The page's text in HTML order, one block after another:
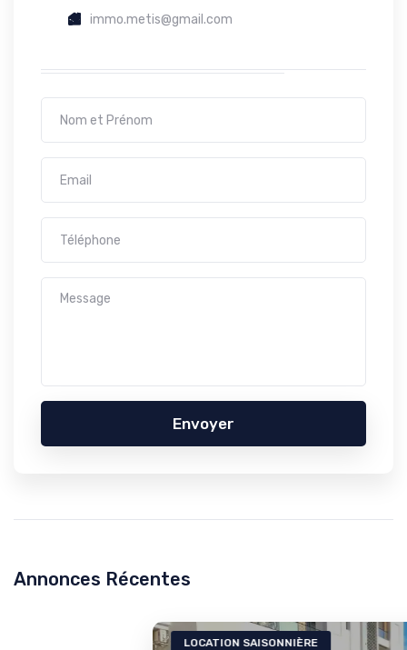
immo.metis@gmail.com
Envoyer
Annonces Récentes
LOCATION SAISONNIÈRE Ref804a